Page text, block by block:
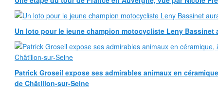
Un loto pour le jeune champion motocycliste Leny Bassinet
Patrick Groseil expose ses admirables animaux en
de Châtillon-sur-Seine